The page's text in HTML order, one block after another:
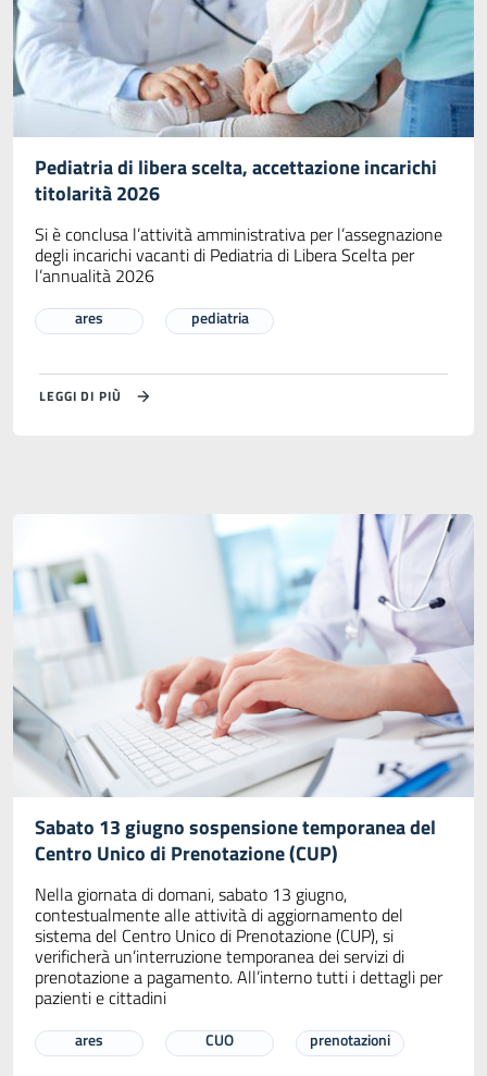
Pediatria di libera scelta, accettazione incarichi
titolarità 2026
Si è conclusa l’attività amministrativa per l’assegnazione
degli incarichi vacanti di Pediatria di Libera Scelta per
l’annualità 2026
ares pediatria
LEGGI DI PIÙ
Sabato 13 giugno sospensione temporanea del
Centro Unico di Prenotazione (CUP)
Nella giornata di domani, sabato 13 giugno,
contestualmente alle attività di aggiornamento del
sistema del Centro Unico di Prenotazione (CUP), si
verificherà un’interruzione temporanea dei servizi di
prenotazione a pagamento. All’interno tutti i dettagli per
pazienti e cittadini
ares CUO prenotazioni